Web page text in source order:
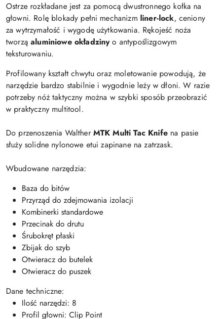
Ostrze rozkładane jest za pomocą dwustronnego kołka na
głowni. Rolę blokady pełni mechanizm liner-lock, ceniony
za wytrzymałość i wygodę użytkowania. Rękojeść noża
tworząaluminiowe okładzinyo antypoślizgowym
teksturowaniu.
Profilowany kształt chwytu oraz moletowanie powodują, że
narzędzie bardzo stabilnie i wygodnie leży w dłoni. W razie
potrzeby nóż taktyczny można w szybki sposób przeobrazić
w praktyczny multitool.
Do przenoszenia WaltherMTK Multi Tac Knifena pasie
służy solidne nylonowe etui zapinane na zatrzask.
Wbudowane narzędzia:
Baza do bitów
Przyrząd do zdejmowania izolacji
Kombinerki standardowe
Przecinak do drutu
Śrubokręt płaski
Zbijak do szyb
Otwieracz do butelek
Otwieracz do puszek
Dane techniczne:
Ilość narzędzi: 8
Profil głowni: Clip Point